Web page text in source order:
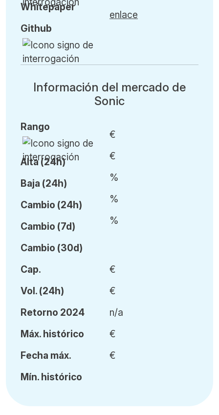
Whitepaper
Github
enlace
Información del mercado de
Sonic
Rango
Alta (24h)
Baja (24h)
Cambio (24h)
Cambio (7d)
Cambio (30d)
€
€
%
%
%
Cap.
Vol. (24h)
Retorno 2024
Máx. histórico
Fecha máx.
Mín. histórico
€
€
n/a
€
€